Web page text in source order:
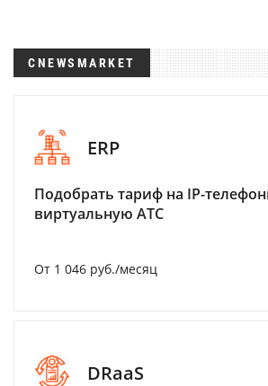
CNEWSMARKET
ERP
Подобрать тариф на IP-
виртуальную АТС
От 1 046 руб./месяц
DRaaS